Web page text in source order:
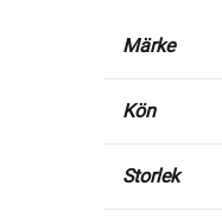
Märke
Kön
Storlek